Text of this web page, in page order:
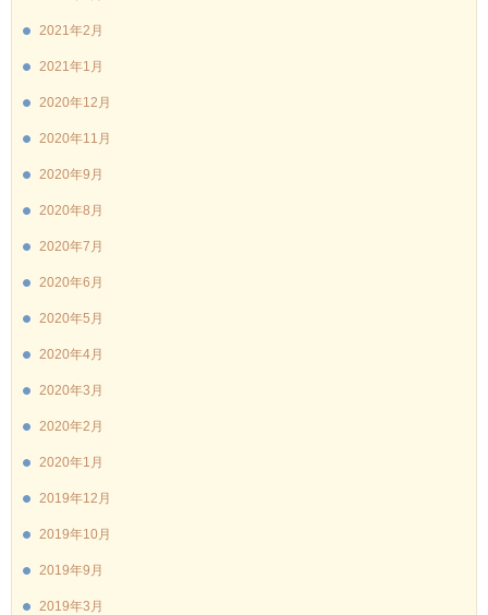
2021年2月
2021年1月
2020年12月
2020年11月
2020年9月
2020年8月
2020年7月
2020年6月
2020年5月
2020年4月
2020年3月
2020年2月
2020年1月
2019年12月
2019年10月
2019年9月
2019年3月